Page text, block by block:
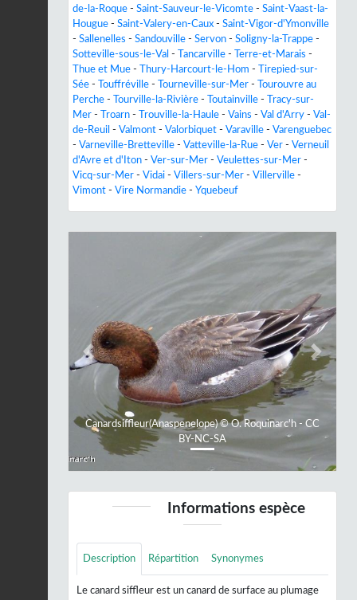
de-la-Roque - Saint-Sauveur-le-Vicomte - Saint-Vaast-la-
Hougue - Saint-Valery-en-Caux - Saint-Vigor-d'Ymonville
- Sallenelles - Sandouville - Servon - Soligny-la-Trappe -
Sotteville-sous-le-Val - Tancarville - Terre-et-Marais -
Thue et Mue - Thury-Harcourt-le-Hom -
Tirepied-sur-
Sée - Touffréville - Tourneville-sur-Mer -
Tourouvre au
Perche - Tourville-la-Rivière - Toutainville -
Tracy-sur-
Mer - Troarn - Trouville-la-Haule - Vains - Val d'Arry - Val-
de-Reuil - Valmont - Valorbiquet - Varaville - Varenguebec
- Varneville-Bretteville - Vatteville-la-Rue - Ver - Verneuil
d'Avre et d'Iton - Ver-sur-Mer - Veulettes-sur-Mer -
Vicq-sur-Mer - Vidai - Villers-sur-Mer - Villerville -
Vimont - Vire Normandie - Yquebeuf
Canardsiffleur(Anaspenelope) © O. Roquinarc'h - CC
BY-NC-SA
Previous Next
Informations espèce
Description Répartition Synonymes
Le canard siffleur est un canard de surface au plumage